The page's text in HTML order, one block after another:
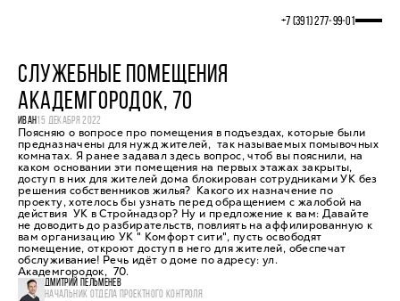
+7 (391) 277‒99‒01
СЛУЖЕБНЫЕ ПОМЕЩЕНИЯ
АКАДЕМГОРОДОК, 70
ИВАН15 ДЕКАБРЯ 2022
Поясняю о вопросе про помещения в подъездах, которые были
предназначены для нужд жителей, так называемых помывочных
комнатах. Я ранее задавал здесь вопрос, чтоб вы пояснили, на
каком основании эти помещения на первых этажах закрыты,
доступ в них для жителей дома блокирован сотрудниками УК без
решения собственников жилья? Какого их назначение по
проекту, хотелось бы узнать перед обращением с жалобой на
действия УК в Стройнадзор? Ну и предложение к вам: Давайте
не доводить до разбирательств, повлиять на аффилированную к
вам организацию УК " Комфорт сити", пусть освободят
помещение, откроют доступ в него для жителей, обеспечат
обслуживание! Речь идёт о доме по адресу: ул.
Академгородок, 70.
ДМИТРИЙ ПЕЛЬМЕНЕВ
НАЧАЛЬНИК ОТДЕЛА ПРОЕКТНОГО КОНТРОЛЯ